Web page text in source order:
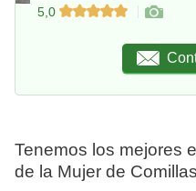
5,0
Tenemos los mejores
de la Mujer de Comillas